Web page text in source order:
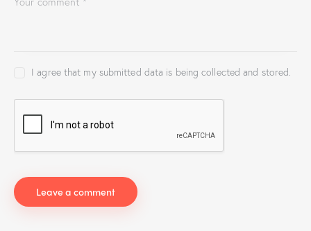
I agree that my submitted data is being collected and stored.